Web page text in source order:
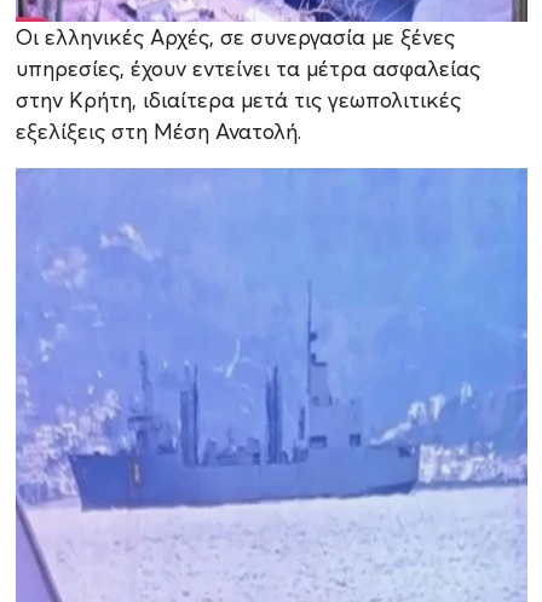
Οι ελληνικές Αρχές, σε συνεργασία με ξένες
υπηρεσίες, έχουν εντείνει τα μέτρα ασφαλείας
στην Κρήτη, ιδιαίτερα μετά τις γεωπολιτικές
εξελίξεις στη Μέση Ανατολή.